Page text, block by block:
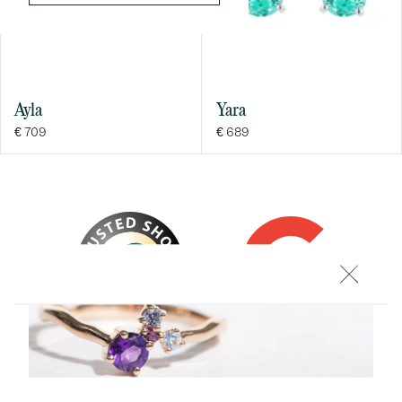
Ayla
€ 709
Yara
€ 689
Trusted shop Bewertungen
4.9
Google Bewertungen